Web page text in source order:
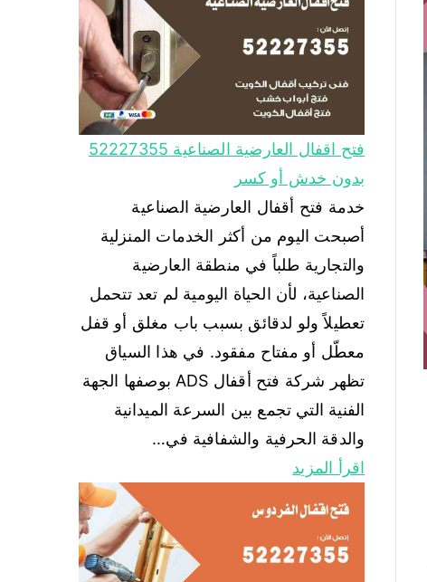
فتح اقفال العارضية الصناعية 52227355
بدون خدش أو كسر
خدمة فتح أقفال العارضية الصناعية
أصبحت اليوم من أكثر الخدمات المنزلية
والتجارية طلباً في منطقة العارضية
الصناعية، لأن الحياة اليومية لم تعد تتحمل
تعطيلاً ولو لدقائق بسبب باب مغلق أو قفل
معطّل أو مفتاح مفقود. في هذا السياق
تظهر شركة فتح أقفال ADS بوصفها الجهة
الفنية التي تجمع بين السرعة الميدانية
والدقة الحرفية والشفافية في…
اقرأ المزيد